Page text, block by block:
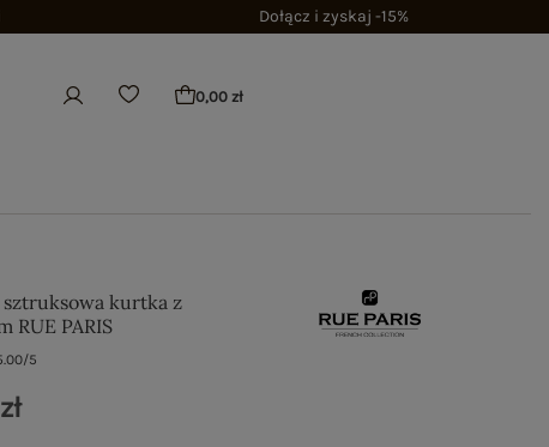
Dołącz i zyskaj -15%
0,00 zł
sztruksowa kurtka z
RUE PARIS
5